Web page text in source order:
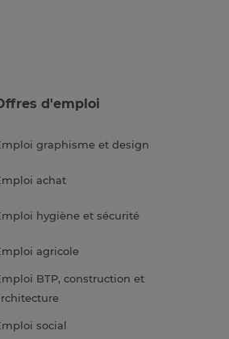
d'emploi
graphisme et design
achat
hygiène et sécurité
agricole
BTP, construction et
social